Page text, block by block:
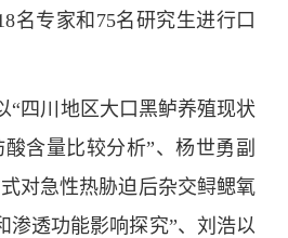
名专家和75名研究生进行口
“四川地区大口黑鲈养殖现状
含量比较分析”、杨世勇副
对急性热胁迫后杂交鲟鳃氧
渗透功能影响探究”、刘浩以